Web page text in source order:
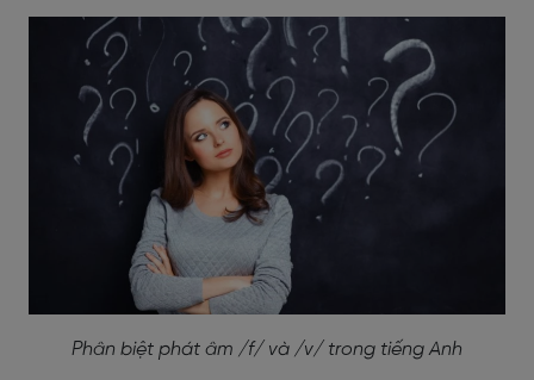
Phân biệt phát âm /f/ và /v/ trong tiếng Anh